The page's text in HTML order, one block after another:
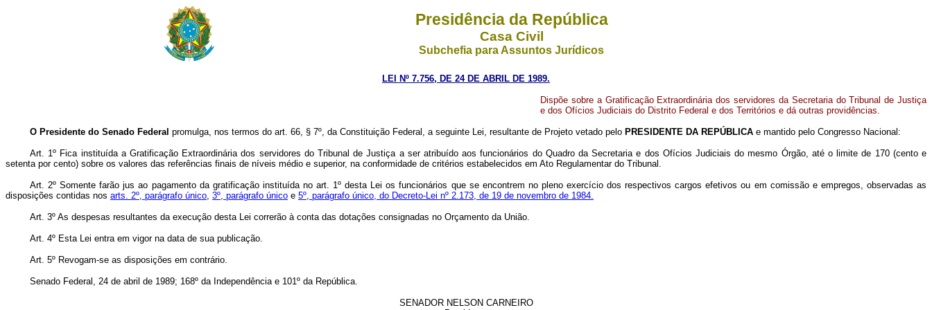
Presidência da República
Casa Civil
Subchefia para Assuntos Jurídicos
LEI Nº 7.756, DE 24 DE ABRIL DE 1989.
Dispõe sobre a Gratificação Extraordinária dos servidores da Secretaria do Tribunal de Justiça
e dos Ofícios Judiciais do Distrito Federal e dos Territórios e dá outras providências.
O Presidente do Senado Federal promulga, nos termos do art. 66, § 7º, da Constituição Federal, a seguinte Lei, resultante de Projeto vetado pelo PRESIDENTE DA REPÚBLICA e mantido pelo Congresso Nacional:
Art. 1º Fica instituída a Gratificação Extraordinária dos servidores do Tribunal de Justiça a ser atribuído aos funcionários do Quadro da Secretaria e dos Ofícios Judiciais do mesmo Órgão, até o limite de 170 (cento e
setenta por cento) sobre os valores das referências finais de níveis médio e superior, na conformidade de critérios estabelecidos em Ato Regulamentar do Tribunal.
Art. 2º Somente farão jus ao pagamento da gratificação instituída no art. 1º desta Lei os funcionários que se encontrem no pleno exercício dos respectivos cargos efetivos ou em comissão e empregos, observadas as
disposições contidas nos arts. 2º, parágrafo único, 3º, parágrafo único e 5º, parágrafo único, do Decreto-Lei nº 2.173, de 19 de novembro de 1984.
Art. 3º As despesas resultantes da execução desta Lei correrão à conta das dotações consignadas no Orçamento da União.
Art. 4º Esta Lei entra em vigor na data de sua publicação.
Art. 5º Revogam-se as disposições em contrário.
Senado Federal, 24 de abril de 1989; 168º da Independência e 101º da República.
SENADOR NELSON CARNEIRO